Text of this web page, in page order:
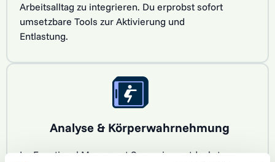
Arbeitsalltag zu integrieren. Du erprobst sofort
umsetzbare Tools zur Aktivierung und
Entlastung.
Analyse & Körperwahrnehmung
Im Functional Movement Screening entdeckst